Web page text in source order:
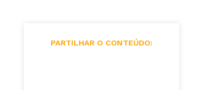
PARTILHAR O CONTEÚDO: